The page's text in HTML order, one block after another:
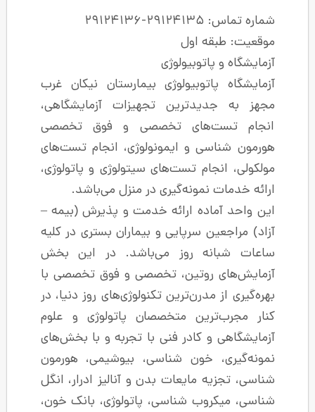
بیمارستان نیکان غرب
تجهیزات آزمایشگاهی،
تخصصی و فوق تخصصی
و ایمونولوژی، انجام تست‌های
تست‌های سیتولوژی و پاتولوژی،
در منزل می‌باشد.
ارائه خدمت و پذیرش (بیمه –
و بیماران بستری در کلیه
روز می‌باشد. در این بخش
تخصصی و فوق تخصصی با
تکنولوژی‌های روز دنیا، در
متخصصان پاتولوژی و علوم
فنی با تجربه و با بخش‌های
شناسی، بیوشیمی، هورمون
بدن و آنالیز ادرار، انگل
شناسی، پاتولوژی، بانک خون،